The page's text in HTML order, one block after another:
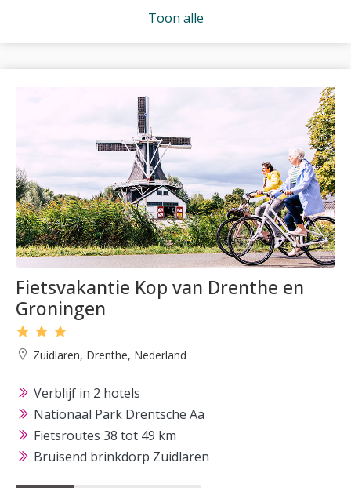
Toon alle
Fietsvakantie Kop van Drenthe en
Groningen
Zuidlaren, Drenthe, Nederland
Verblijf in 2 hotels
Nationaal Park Drentsche Aa
Fietsroutes 38 tot 49 km
Bruisend brinkdorp Zuidlaren